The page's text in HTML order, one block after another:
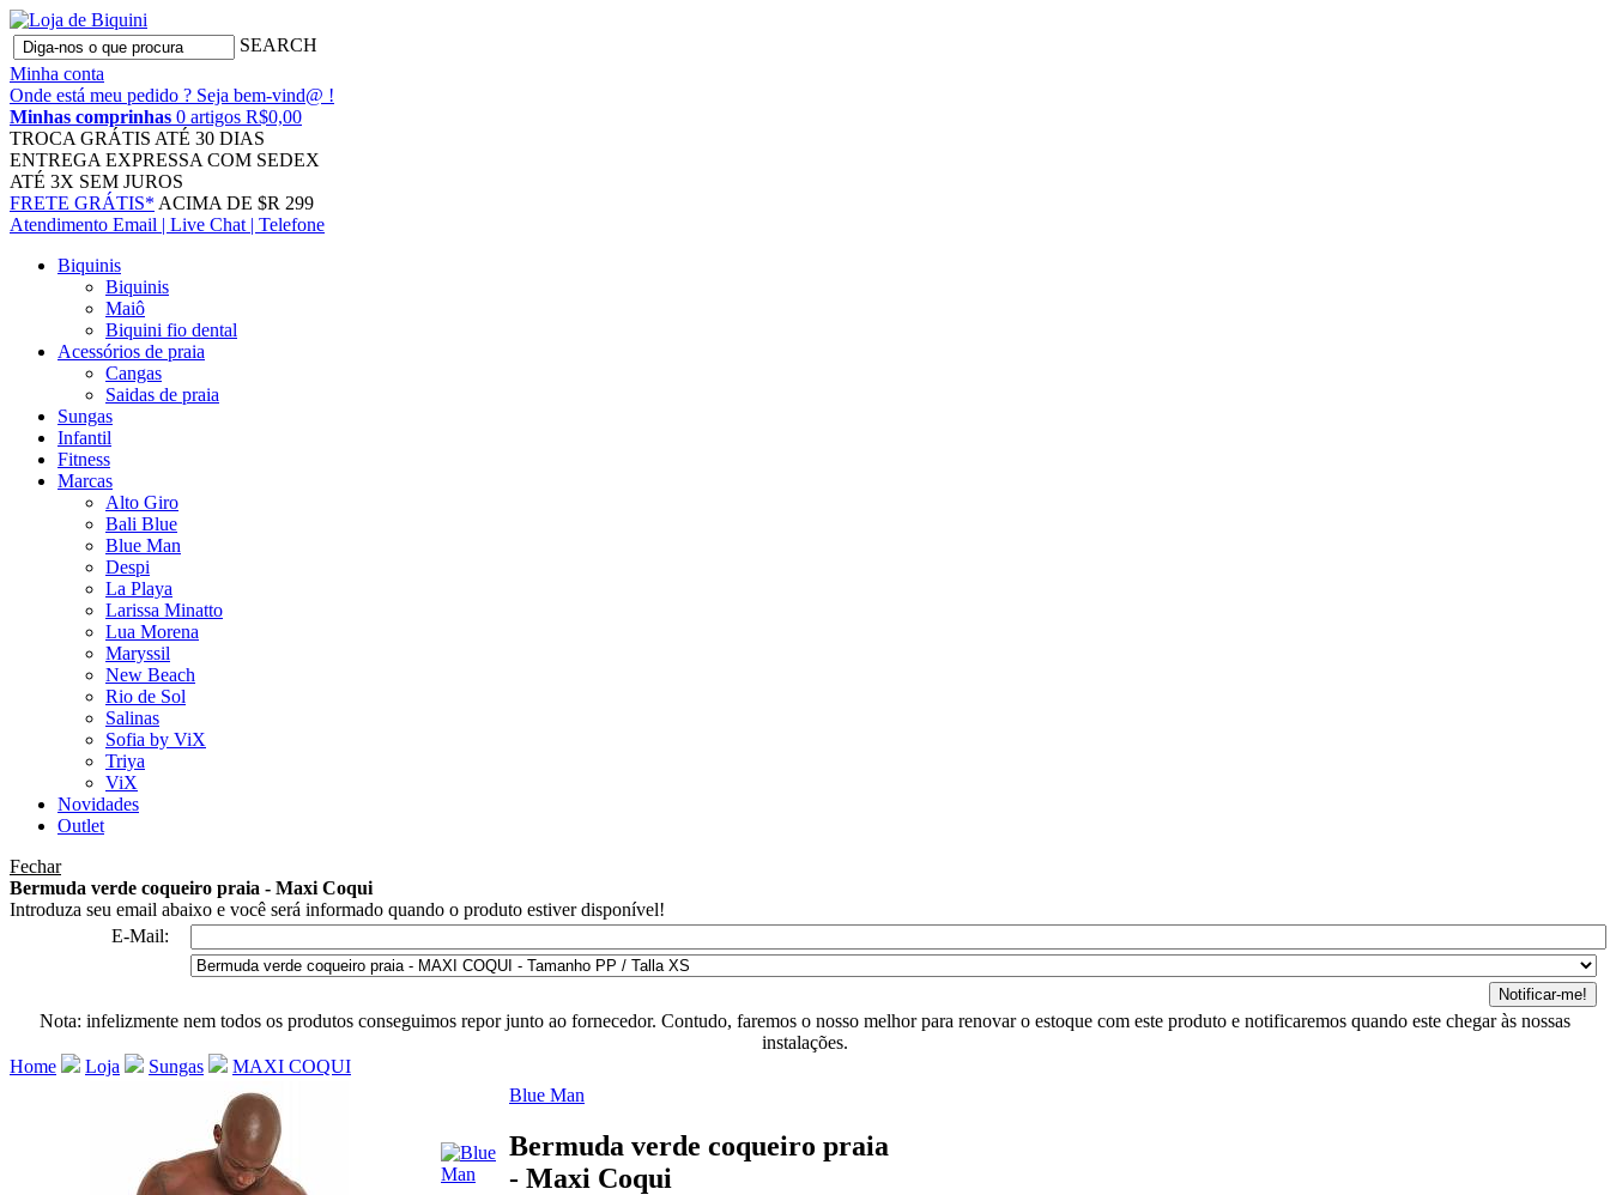
SEARCH
Minha conta
Onde está meu pedido ? Seja bem-vind@ !
Minhas comprinhas 0 artigos R$0,00
TROCA GRÁTIS ATÉ 30 DIAS
ENTREGA EXPRESSA COM SEDEX
ATÉ 3X SEM JUROS
FRETE GRÁTIS* ACIMA DE $R 299
Atendimento Email | Live Chat | Telefone
Biquinis
Biquinis
Maiô
Biquini fio dental
Acessórios de praia
Cangas
Saidas de praia
Sungas
Infantil
Fitness
Marcas
Alto Giro
Bali Blue
Blue Man
Despi
La Playa
Larissa Minatto
Lua Morena
Maryssil
New Beach
Rio de Sol
Salinas
Sofia by ViX
Triya
ViX
Novidades
Outlet
Fechar
Bermuda verde coqueiro praia - Maxi Coqui
Introduza seu email abaixo e você será informado quando o produto estiver disponível!
E-Mail:
Nota: infelizmente nem todos os produtos conseguimos repor junto ao fornecedor. Contudo, faremos o nosso melhor para renovar o estoque com este produto e notificaremos quando este chegar às nossas
instalações.
Home
Loja Sungas
MAXI COQUI
Blue Man
Bermuda verde coqueiro praia
- Maxi Coqui